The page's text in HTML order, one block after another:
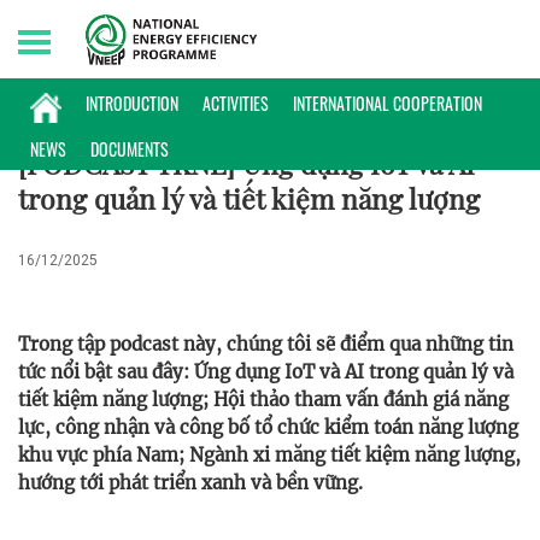
INTRODUCTION ACTIVITIES
INTERNATIONAL COOPERATION
NEWS
DOCUMENTS
Sunday, 09/08/2026 | 18:08 GMT+7
PODCAST
[PODCAST TKNL] Ứng dụng IoT và AI
trong quản lý và tiết kiệm năng lượng
16/12/2025
Trong tập podcast này, chúng tôi sẽ điểm qua những tin
tức nổi bật sau đây: Ứng dụng IoT và AI trong quản lý và
tiết kiệm năng lượng; Hội thảo tham vấn đánh giá năng
lực, công nhận và công bố tổ chức kiểm toán năng lượng
khu vực phía Nam; Ngành xi măng tiết kiệm năng lượng,
hướng tới phát triển xanh và bền vững.